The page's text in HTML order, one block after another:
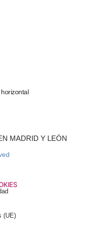
MADRID Y LEÓN
(UE)